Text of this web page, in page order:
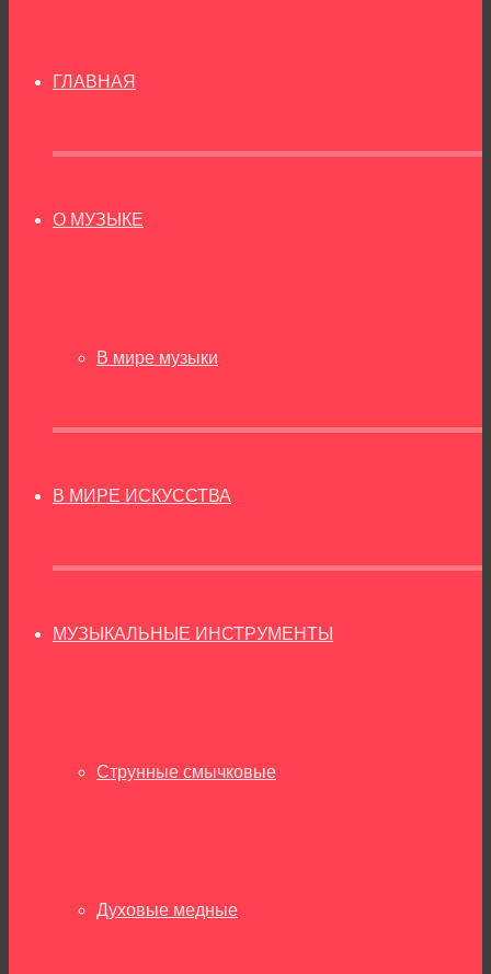
ГЛАВНАЯ
О МУЗЫКЕ
В мире музыки
В МИРЕ ИСКУССТВА
МУЗЫКАЛЬНЫЕ ИНСТРУМЕНТЫ
Струнные смычковые
Духовые медные